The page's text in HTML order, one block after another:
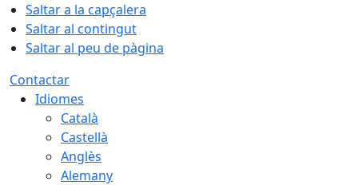
Saltar a la capçalera
Saltar al contingut
Saltar al peu de pàgina
Contactar
Idiomes
Català
Castellà
Anglès
Alemany